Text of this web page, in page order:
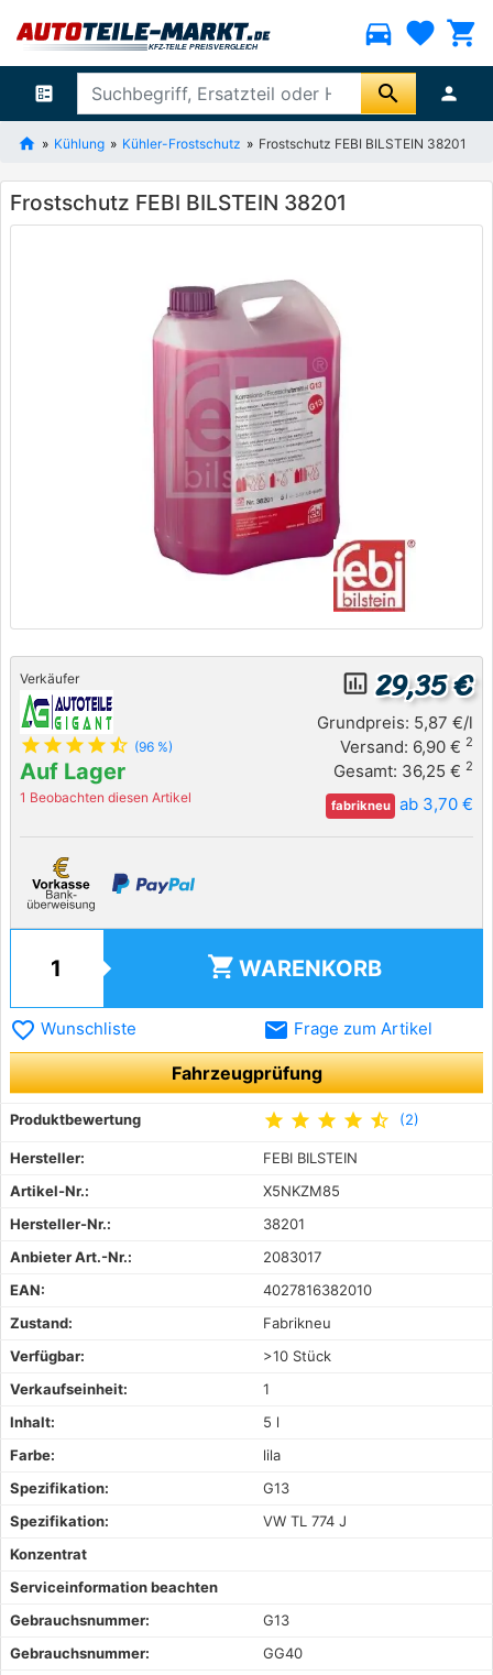
directions_car favorite shopping_cart
ballot search person
Kühlung Kühler-Frostschutz Frostschutz FEBI BILSTEIN 38201
Frostschutz FEBI BILSTEIN 38201
Verkäufer
star star star star star_half (96 %)
Auf Lager
1 Beobachten diesen Artikel
insert_chart_outlined 29,35 €
Grundpreis: 5,87 €/l
Versand: 6,90 € 2
Gesamt: 36,25 € 2
fabrikneu ab 3,70 €
shopping_cart WARENKORB
favorite_border Wunschliste email Frage zum Artikel
Fahrzeugprüfung
Produktbewertung star star star star star_half (2)
Hersteller:
FEBI BILSTEIN
Artikel-Nr.:
X5NKZM85
Hersteller-Nr.:
38201
Anbieter Art.-Nr.:
2083017
EAN:
4027816382010
Zustand:
Fabrikneu
Verfügbar:
>10 Stück
Verkaufseinheit:
1
Inhalt:
5 l
Farbe:
lila
Spezifikation:
G13
Spezifikation:
VW TL 774 J
Konzentrat
Serviceinformation beachten
Gebrauchsnummer:
G13
Gebrauchsnummer:
GG40